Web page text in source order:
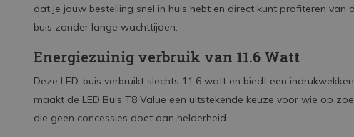
dat je jouw bestelling snel in huis hebt en direct kunt profiteren van
buis zonder lange wachttijden.
Energiezuinig verbruik van 11.6 Watt
Deze LED-buis verbruikt slechts 11.6 watt en biedt een
maakt de LED Buis T8 Value een uitstekende keuze voor wie op
die geen concessies doet aan helderheid.